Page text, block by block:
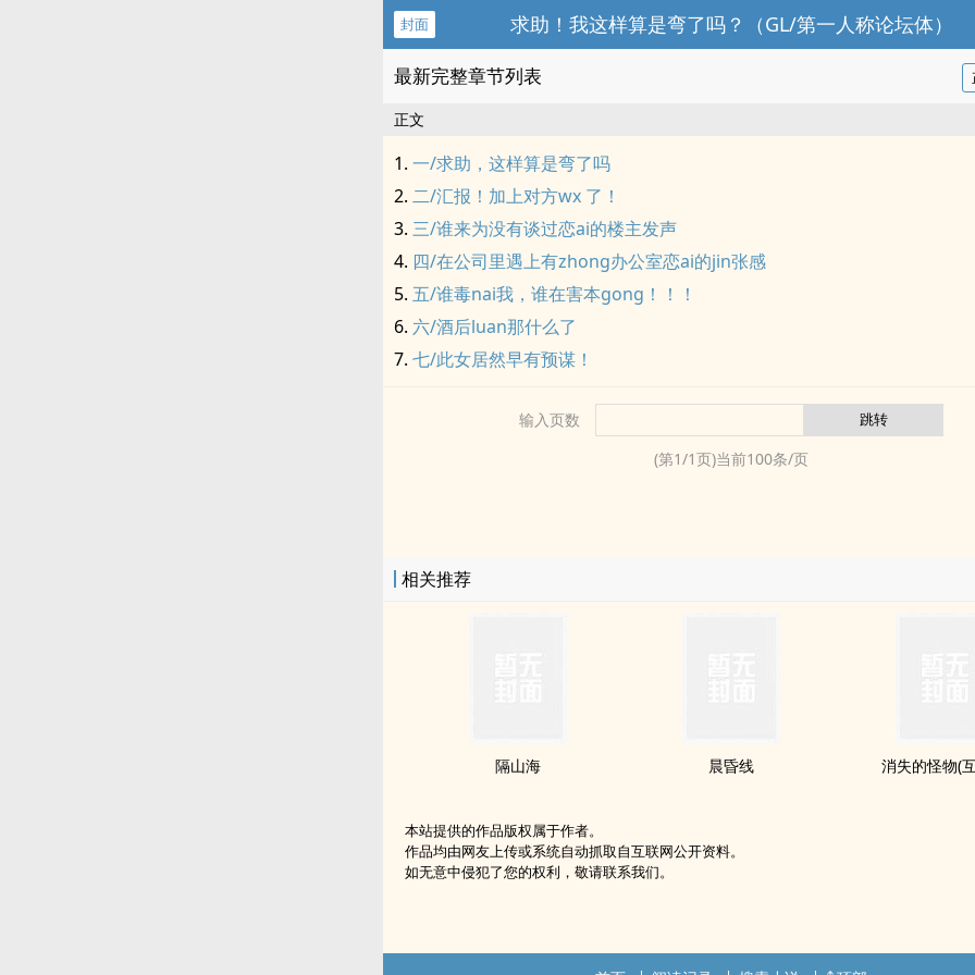
封面 求助！我这样算是弯了吗？（GL/第一人称论坛体）
最新完整章节列表
正文
一/求助，这样算是弯了吗
二/汇报！加上对方wx 了！
三/谁来为没有谈过恋ai的楼主发声
四/在公司里遇上有zhong办公室恋ai的jin张感
五/谁毒nai我，谁在害本gong！！！
六/酒后luan那什么了
七/此女居然早有预谋！
输入页数
(第1/1页)当前100条/页
相关推荐
隔山海 晨昏线 消失的怪物(
本站提供的作品版权属于作者。
作品均由网友上传或系统自动抓取自互联网公开资料。
如无意中侵犯了您的权利，敬请联系我们。